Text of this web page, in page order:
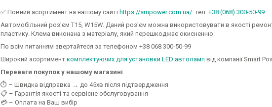
✅ Повний асортимент на нашому сайті https://smpower.com.ua/ тел. +38 (068) 300-50-99
Автомобільний роз'єм T15, W15W. Даний роз'єм можна використовувати в якості
пластику. Клема виконана з матеріалу, який перешкоджає окисненню.
По всім питанням звертайтеся за телефоном +38 068 300-50-99
Широкий асортимент комплектуючих для установки LED автоламп від компанії Smart
Переваги покупок у нашому магазині
⏱️ – Швидка відправка → до 45хв після підтвердження
📋 – Гарантія якості та сервісне обслуговування
💳 – Оплата на Ваш вибір